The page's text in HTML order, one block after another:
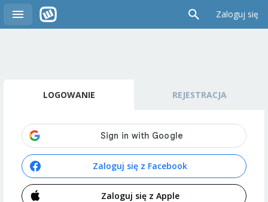
Zaloguj się
LOGOWANIE REJESTRACJA
Zaloguj się z Facebook
Zaloguj się z Apple